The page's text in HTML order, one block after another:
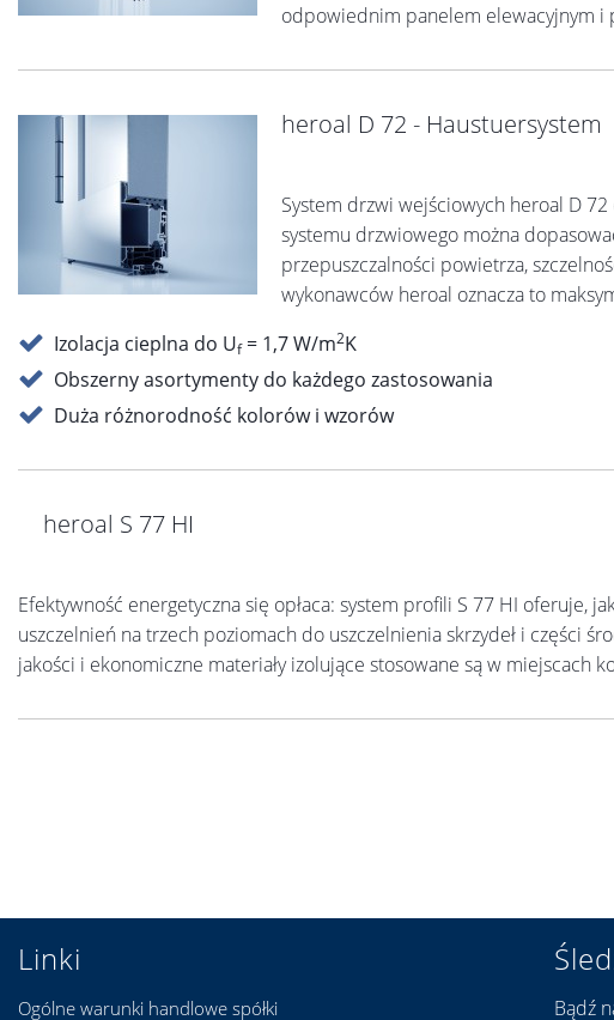
odpowiednim panelem elewacyjnym i
heroal D 72 - Haustuersystem
System drzwi wejściowych heroal D
systemu drzwiowego można
przepuszczalności powietrza,
wykonawców heroal oznacza to
Izolacja cieplna do Uf= 1,7 W/m2K
Obszerny asortymenty do każdego zastosowania
Duża różnorodność kolorów i wzorów
heroal S 77 HI
Efektywność energetyczna się opłaca: system profili S 77 HI oferuje,
uszczelnień na trzech poziomach do uszczelnienia skrzydeł i części
jakości i ekonomiczne materiały izolujące stosowane są w
Linki
Ogólne warunki handlowe spółki Bądź